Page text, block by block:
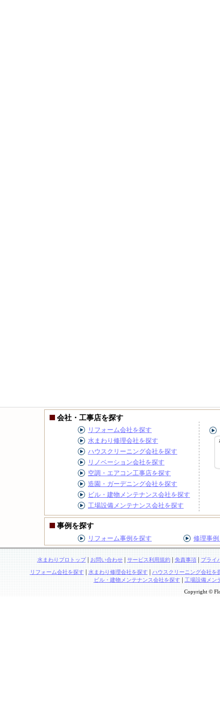
会社・工事店を探す
リフォーム会社を探す
水まわり修理会社を探す
ハウスクリーニング会社を探す
リノベーション会社を探す
空調・エアコン工事店を探す
造園・ガーデニング会社を探す
ビル・建物メンテナンス会社を探す
工場設備メンテナンス会社を探す
事例を探す
リフォーム事例を探す 修理事
水まわりプロトップ| お問い合わせ| サービス利用規約| 免責事項| プライ
リフォーム会社を探す | 水まわり修理会社を探す | ハウスクリーニング会社を
ビル・建物メンテナンス会社を探す| 工場設備メン
Copyright ©